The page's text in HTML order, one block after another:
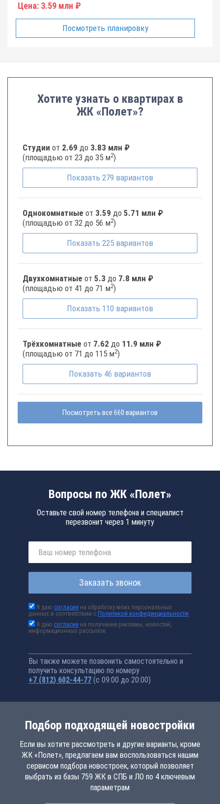
Цена: 3.59 млн ₽
Посмотреть планировку
Хотите узнать о квартирах в
ЖК «Полет»?
Студии от 2.69 до 3.83 млн ₽
(площадью от 23 до 35 м2)
Показать 279 вариантов
Однокомнатные от 3.59 до 5.71 млн ₽
(площадью от 32 до 56 м2)
Показать 225 вариантов
Двухкомнатные от 5.3 до 7.8 млн ₽
(площадью от 41 до 71 м2)
Показать 110 вариантов
Трёхкомнатные от 7.62 до 11.9 млн ₽
(площадью от 71 до 115 м2)
Показать 46 вариантов
Посмотреть все 660 вариантов
Вопросы по ЖК «Полет»
Оставьте свой номер телефона и специалист
перезвонит через 1 минуту
Заказать звонок
Я даюсогласие на обработку моих персональных
данных в соответствии сПолитикой конфиденциальности
Я даюсогласие на получение рекламы, новостей,
информационных рассылок
Вы также можете позвонить самостоятельно и
получить консультацию по номеру
+7 (812) 602-44-77 (с 09:00 до 20:00)
Подбор подходящей новостройки
Если вы хотите рассмотреть и другие варианты, кроме
ЖК «Полет», предлагаем вам воспользоваться нашим
сервисом подбора новостроек, который позволяет
выбрать из базы 759 ЖК в СПБ и ЛО по 4 ключевым
параметрам